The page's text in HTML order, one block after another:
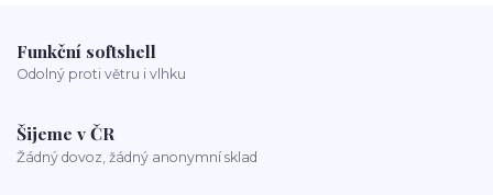
Funkční softshell
Odolný proti větru i vlhku
Šijeme v ČR
Žádný dovoz, žádný anonymní sklad